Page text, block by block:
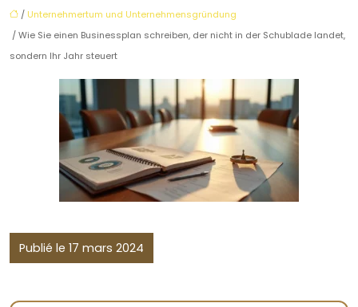
/ Unternehmertum und Unternehmensgründung
/ Wie Sie einen Businessplan schreiben, der nicht in der Schublade landet,
sondern Ihr Jahr steuert
Publié le 17 mars 2024